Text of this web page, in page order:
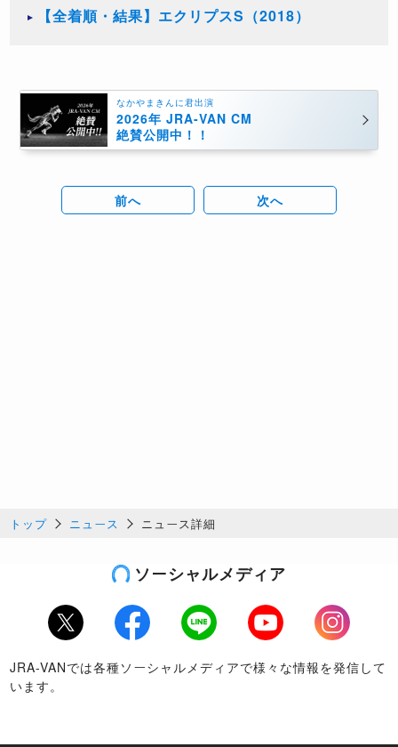
【全着順・結果】エクリプスS（2018）
なかやまきんに君出演
2026年 JRA-VAN CM
絶賛公開中！！
前へ 次へ
トップ ニュース ニュース詳細
ソーシャルメディア
Twitter Facebook LINE Youtube
Instagram
JRA-VANでは各種ソーシャルメディアで様々な情報を発信して
います。